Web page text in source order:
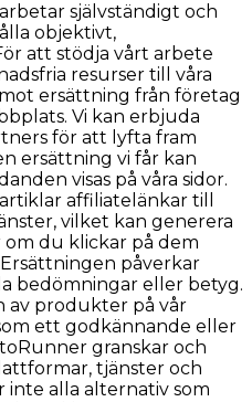
självständigt och
objektivt,
att stödja vårt arbete
resurser till våra
ersättning från företag
Vi kan erbjuda
för att lyfta fram
ersättning vi får kan
visas på våra sidor.
affiliatelänkar till
vilket kan generera
du klickar på dem
påverkar
bedömningar eller betyg.
av produkter på vår
ett godkännande eller
granskar och
tjänster och
inte alla alternativ som